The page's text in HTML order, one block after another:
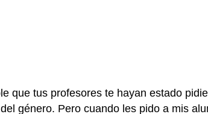
que tus profesores te hayan estado
género. Pero cuando les pido a mis